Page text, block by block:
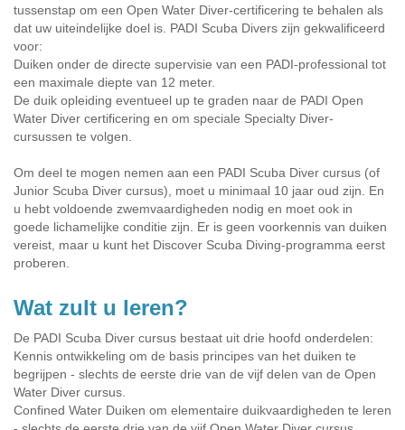
tussenstap om een Open Water Diver-certificering te behalen als
dat uw uiteindelijke doel is. PADI Scuba Divers zijn gekwalificeerd
voor:
Duiken onder de directe supervisie van een PADI-professional tot
een maximale diepte van 12 meter.
De duik opleiding eventueel up te graden naar de PADI Open
Water Diver certificering en om speciale Specialty Diver-
cursussen te volgen.
Om deel te mogen nemen aan een PADI Scuba Diver cursus (of
Junior Scuba Diver cursus), moet u minimaal 10 jaar oud zijn. En
u hebt voldoende zwemvaardigheden nodig en moet ook in
goede lichamelijke conditie zijn. Er is geen voorkennis van duiken
vereist, maar u kunt het Discover Scuba Diving-programma eerst
proberen.
Wat zult u leren?
De PADI Scuba Diver cursus bestaat uit drie hoofd onderdelen:
Kennis ontwikkeling om de basis principes van het duiken te
begrijpen - slechts de eerste drie van de vijf delen van de Open
Water Diver cursus.
Confined Water Duiken om elementaire duikvaardigheden te leren